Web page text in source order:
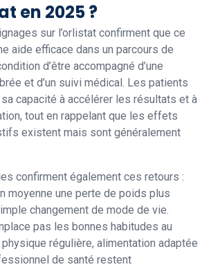
en 2025 ?
sur l’orlistat confirment que ce
aide efficace dans un parcours de
d’être accompagné d’une
et d’un suivi médical. Les patients
capacité à accélérer les résultats et à
tout en rappelant que les effets
existent mais sont généralement
confirment également ces retours :
moyenne une perte de poids plus
changement de mode de vie.
pas les bonnes habitudes au
régulière, alimentation adaptée
de santé restent